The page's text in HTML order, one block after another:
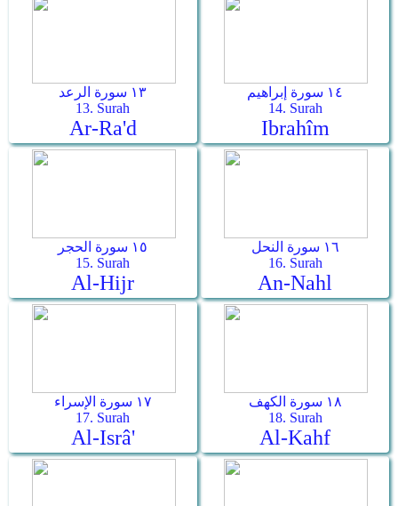
١٣ سورة الرعد
13. Surah
Ar-Ra'd
١٤ سورة إبراهيم
14. Surah
Ibrahîm
١٥ سورة الحجر
15. Surah
Al-Hijr
١٦ سورة النحل
16. Surah
An-Nahl
١٧ سورة الإسراء
17. Surah
Al-Isrâ'
١٨ سورة الكهف
18. Surah
Al-Kahf